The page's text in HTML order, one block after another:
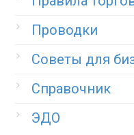
Проводки
Советы для
Справочник
ЭДО